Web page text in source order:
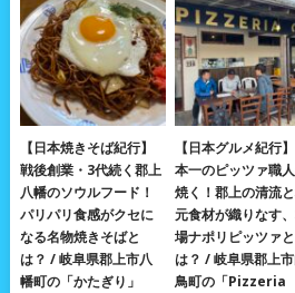
【日本焼きそば紀行】
戦後創業・3代続く郡上
八幡のソウルフード！
パリパリ食感がクセに
なる名物焼きそばと
は？ / 岐阜県郡上市八
幡町の「かたぎり」
【日本グルメ紀行
本一のピッツァ職
焼く！郡上の清流
元食材が織りなす
場ナポリピッツァと
は？ / 岐阜県郡上
鳥町の「Pizzeria